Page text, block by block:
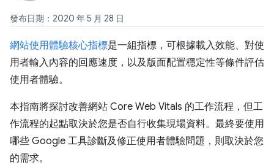
發布日期：2020 年 5 月 28 日
網站使用體驗核心指標是一組指標，可根據載入效能、對使
用者輸入內容的回應速度，以及版面配置穩定性等條件評估
使用者體驗。
本指南將探討改善網站 Core Web Vitals 的工作流程，但工
作流程的起點取決於您是否自行收集現場資料。最終要使用
哪些 Google 工具診斷及修正使用者體驗問題，則取決於您
的需求。